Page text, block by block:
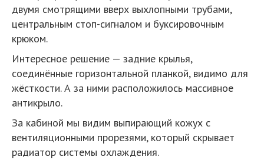
двумя смотрящими вверх выхлопными трубами,
центральным стоп-сигналом и буксировочным
крюком.
Интересное решение — задние крылья,
соединённые горизонтальной планкой, видимо для
жёсткости. А за ними расположилось массивное
антикрыло.
За кабиной мы видим выпирающий кожух с
вентиляционными прорезями, который скрывает
радиатор системы охлаждения.